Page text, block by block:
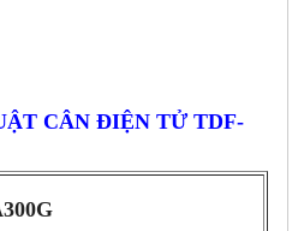
CÂN ĐIỆN TỬ TDF-